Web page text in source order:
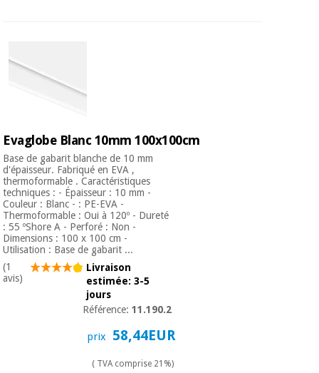
Evaglobe Blanc 10mm 100x100cm
Base de gabarit blanche de 10 mm
d'épaisseur. Fabriqué en EVA ,
thermoformable . Caractéristiques
techniques : - Épaisseur : 10 mm -
Couleur : Blanc - : PE-EVA -
Thermoformable : Oui à 120º - Dureté
: 55 ºShore A - Perforé : Non -
Dimensions : 100 x 100 cm -
Utilisation : Base de gabarit ...
(1
avis)
Livraison
estimée: 3-5
jours
Référence:11.190.2
prix 58,44EUR
( TVA comprise 21%)